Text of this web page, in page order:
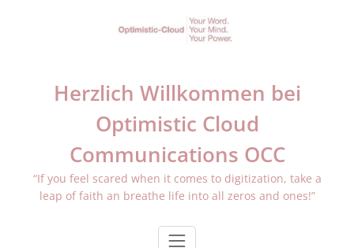
Herzlich Willkommen bei
Optimistic Cloud
Communications OCC
“If you feel scared when it comes to digitization, take a
leap of faith an breathe life into all zeros and ones!”